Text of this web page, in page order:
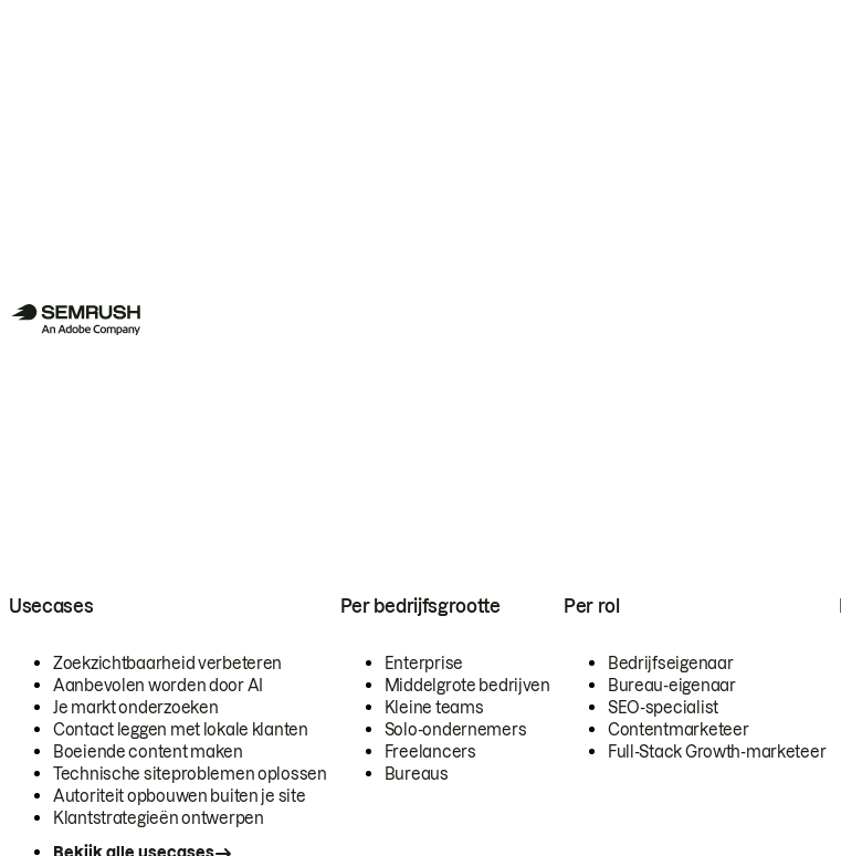
Usecases
Zoekzichtbaarheid verbeteren
Aanbevolen worden door AI
Je markt onderzoeken
Contact leggen met lokale klanten
Boeiende content maken
Technische siteproblemen oplossen
Autoriteit opbouwen buiten je site
Klantstrategieën ontwerpen
Per bedrijfsgrootte
Enterprise
Middelgrote bedrijven
Kleine teams
Solo-ondernemers
Freelancers
Bureaus
Per rol
Bedrijfseigenaar
Bureau-eigenaar
SEO-specialist
Contentmarketeer
Full-Stack Growth-marketeer